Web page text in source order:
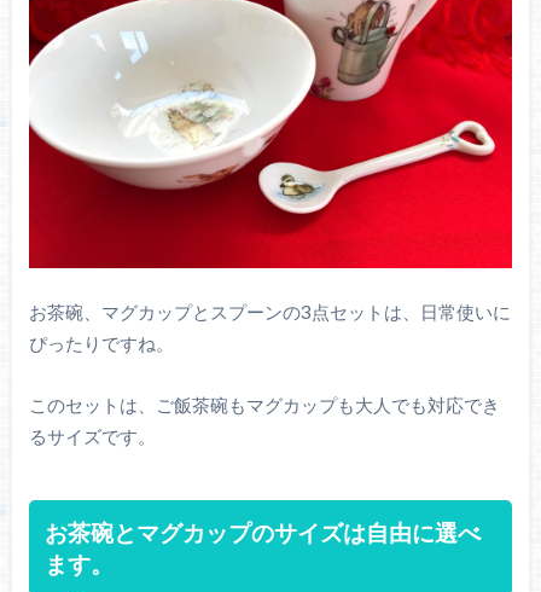
お茶碗、マグカップとスプーンの3点セットは、日常使いに
ぴったりですね。
このセットは、ご飯茶碗もマグカップも大人でも対応でき
るサイズです。
お茶碗とマグカップのサイズは自由に選べ
ます。